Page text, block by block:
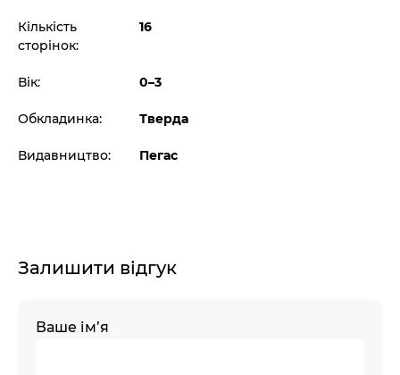
Кількість
сторінок:
16
Вік: 0–3
Обкладинка: Тверда
Видавництво: Пегас
Залишити відгук
Ваше ім’я